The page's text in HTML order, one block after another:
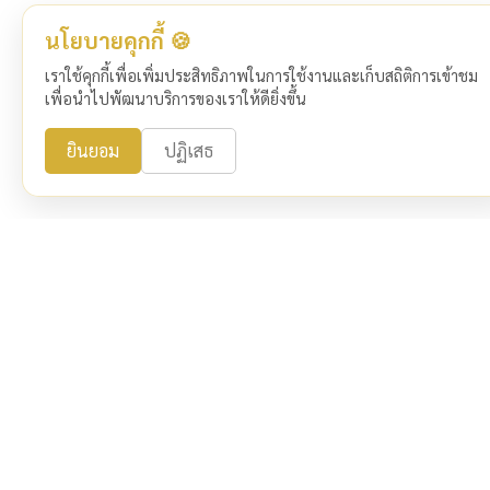
นโยบายคุกกี้ 🍪
เราใช้คุกกี้เพื่อเพิ่มประสิทธิภาพในการใช้งานและเก็บสถิติการเข้าชม
เพื่อนำไปพัฒนาบริการของเราให้ดียิ่งขึ้น
ยินยอม ปฏิเสธ